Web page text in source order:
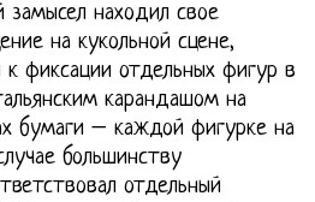
замысел находил свое
на кукольной сцене,
к фиксации отдельных фигур в
карандашом на
бумаги – каждой фигурке на
большинству
отдельный